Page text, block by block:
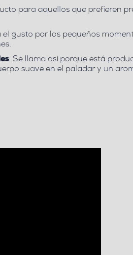
para aquellos que prefieren
gusto por los pequeños
. Se llama así porque está
suave en el paladar y un